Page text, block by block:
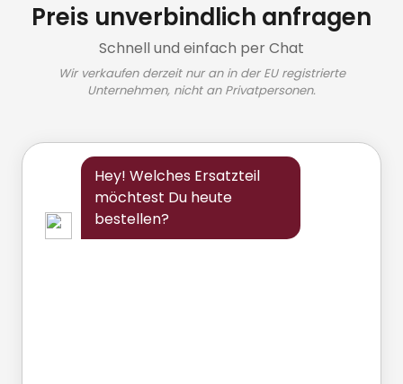
Preis unverbindlich anfragen
Schnell und einfach per Chat
Wir verkaufen derzeit nur an in der EU registrierte
Unternehmen, nicht an Privatpersonen.
Hey! Welches Ersatzteil
möchtest Du heute
bestellen?